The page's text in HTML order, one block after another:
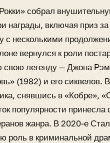
собрал
награды, включая приз
несколькими
вернулся к роли
свою легенду — Джона
(1982) и его сиквелов.
снявшись в «Кобре»,
популярности
жанра. В 2020-е
роль в криминальной